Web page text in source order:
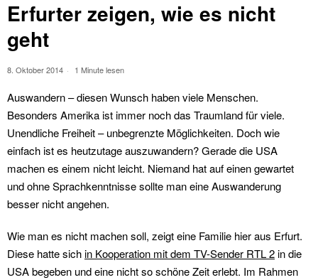
Erfurter zeigen, wie es nicht
geht
8. Oktober 2014 1 Minute lesen
Auswandern – diesen Wunsch haben viele Menschen.
Besonders Amerika ist immer noch das Traumland für viele.
Unendliche Freiheit – unbegrenzte Möglichkeiten. Doch wie
einfach ist es heutzutage auszuwandern? Gerade die USA
machen es einem nicht leicht. Niemand hat auf einen gewartet
und ohne Sprachkenntnisse sollte man eine Auswanderung
besser nicht angehen.
Wie man es nicht machen soll, zeigt eine Familie hier aus Erfurt.
Diese hatte sichin Kooperation mit dem TV-Sender RTL 2in die
USA begeben und eine nicht so schöne Zeit erlebt. Im Rahmen